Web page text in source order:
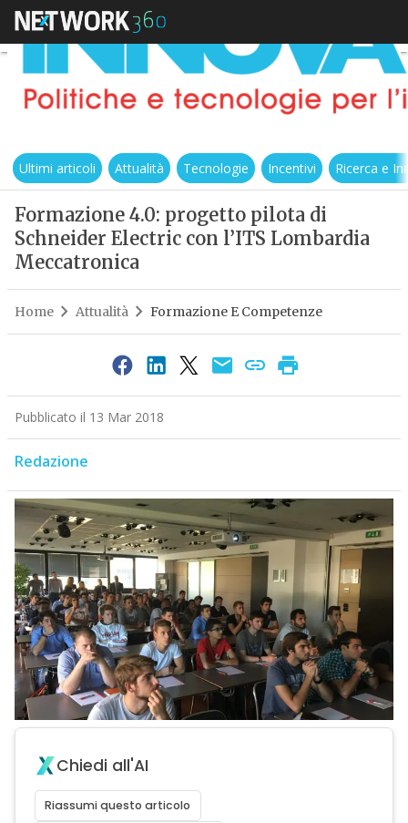
Ultimi articoli Attualità Tecnologie Incentivi Ricerca e
Formazione 4.0: progetto pilota di
Schneider Electric con l’ITS Lombardia
Meccatronica
Home Attualità Formazione E Competenze
Pubblicato il 13 Mar 2018
Redazione
Chiedi all'AI
Riassumi questo articolo